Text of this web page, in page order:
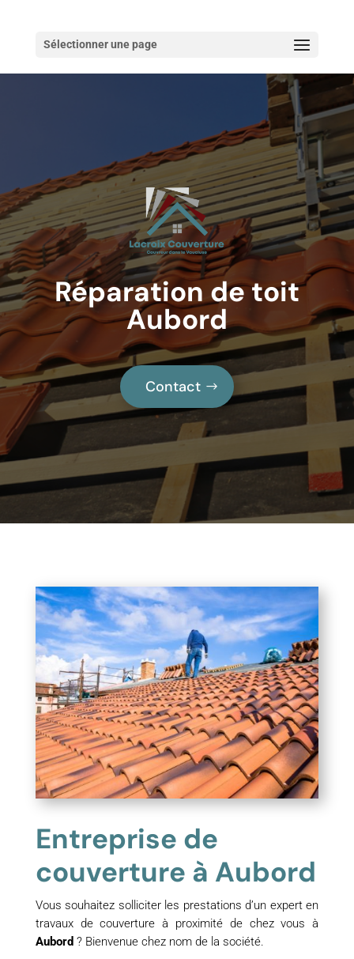
Sélectionner une page
Réparation de toit
Aubord
Contact
Entreprise de
couverture à Aubord
Vous souhaitez solliciter les prestations d’un expert en
travaux de couverture à proximité de chez vous à
Aubord ? Bienvenue chez nom de la société.